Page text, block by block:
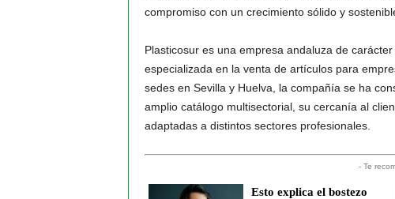
compromiso con un crecimiento sólido y
Plasticosur es una empresa andaluza de
especializada en la venta de artículos para
sedes en Sevilla y Huelva, la compañía se ha
amplio catálogo multisectorial, su cercanía al
adaptadas a distintos sectores profesionales.
- Te
Esto explica el bostezo